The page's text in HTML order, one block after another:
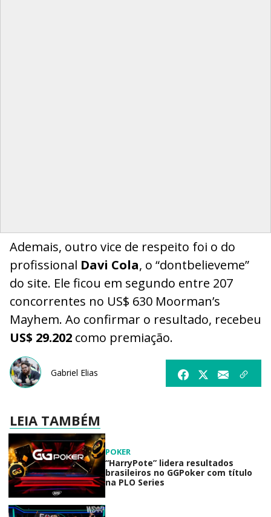
Ademais, outro vice de respeito foi o do
profissional Davi Cola, o “dontbelieveme”
do site. Ele ficou em segundo entre 207
concorrentes no US$ 630 Moorman’s
Mayhem. Ao confirmar o resultado, recebeu
US$ 29.202 como premiação.
Gabriel Elias
LEIA TAMBÉM
POKER
“HarryPote” lidera resultados
brasileiros no GGPoker com título
na PLO Series